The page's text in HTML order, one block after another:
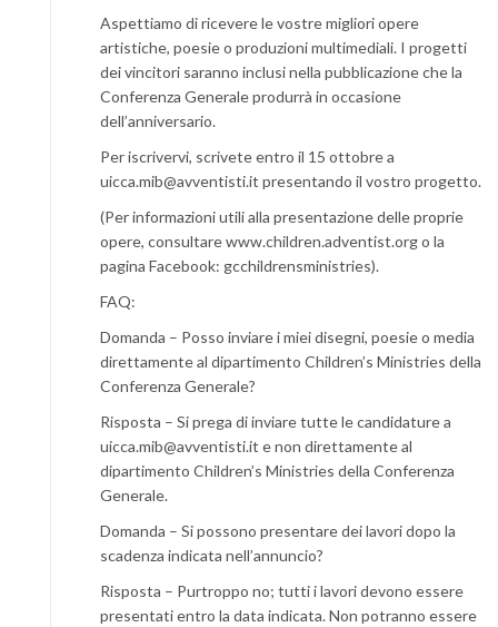
Aspettiamo di ricevere le vostre migliori opere
artistiche, poesie o produzioni multimediali. I progetti
dei vincitori saranno inclusi nella pubblicazione che la
Conferenza Generale produrrà in occasione
dell’anniversario.
Per iscrivervi, scrivete entro il 15 ottobre a
uicca.mib@avventisti.it presentando il vostro progetto.
(Per informazioni utili alla presentazione delle proprie
opere, consultare www.children.adventist.org o la
pagina Facebook: gcchildrensministries).
FAQ:
Domanda – Posso inviare i miei disegni, poesie o media
direttamente al dipartimento Children’s Ministries della
Conferenza Generale?
Risposta – Si prega di inviare tutte le candidature a
uicca.mib@avventisti.it e non direttamente al
dipartimento Children’s Ministries della Conferenza
Generale.
Domanda – Si possono presentare dei lavori dopo la
scadenza indicata nell’annuncio?
Risposta – Purtroppo no; tutti i lavori devono essere
presentati entro la data indicata. Non potranno essere